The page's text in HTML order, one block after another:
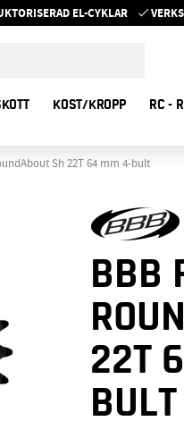
EL-CYKLAR
KOST/KROPP RC -
Sh 22T 64 mm 4-bult
BBB
22T
BULT